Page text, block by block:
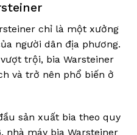
chỉ là một xưởng
người dân địa phương.
trội, bia Warsteiner
và trở nên phổ biến ở
sản xuất bia theo quy
nhà máy bia Warsteiner